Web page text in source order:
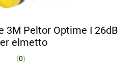
3M Peltor Optime I 26dB
elmetto
(0)